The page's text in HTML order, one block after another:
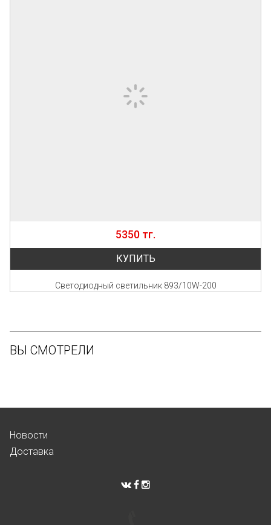
5350 тг.
КУПИТЬ
Светодиодный светильник 893/10W-200
ВЫ СМОТРЕЛИ
Новости
Доставка